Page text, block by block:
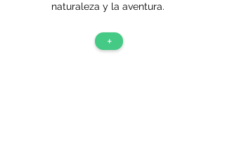
naturaleza y la aventura.
+